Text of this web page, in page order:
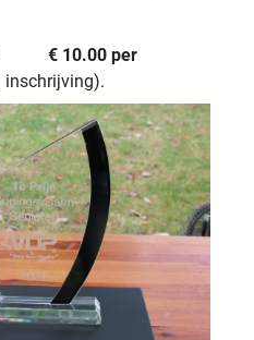
€ 10.00 per
inschrijving).